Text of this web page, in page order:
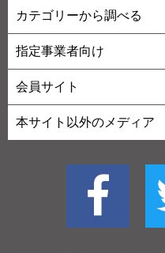
カテゴリーから調べる
指定事業者向け
会員サイト
本サイト以外のメディア